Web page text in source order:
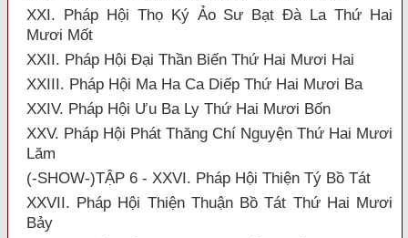
XXI. Pháp Hội Thọ Ký Ảo Sư Bạt Đà La Thứ Hai
Mươi Mốt
XXII. Pháp Hội Đại Thần Biến Thứ Hai Mươi Hai
XXIII. Pháp Hội Ma Ha Ca Diếp Thứ Hai Mươi Ba
XXIV. Pháp Hội Ưu Ba Ly Thứ Hai Mươi Bốn
XXV. Pháp Hội Phát Thăng Chí Nguyện Thứ Hai Mươi
Lăm
(-SHOW-)TẬP 6 - XXVI. Pháp Hội Thiện Tý Bồ Tát
XXVII. Pháp Hội Thiện Thuận Bồ Tát Thứ Hai Mươi
Bảy